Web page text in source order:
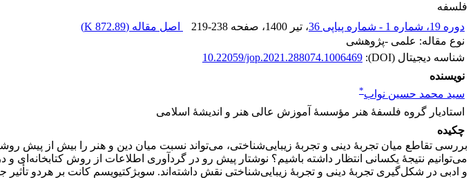
فلسفه
دوره 19، شماره 1 - شماره پیاپی 36
، تیر 1400 ، صفحه 219-238 اصل مقاله (872.89 K
)
نوع مقاله: علمی -پژوهشی
شناسه دیجیتال (DOI):
10.22059/jop.2021.288074.1006469
نویسنده
سید محمد حسین نواب*
استادیار گروه فلسفۀ هنر مؤسسۀ آموزش عالی هنر و اندیشۀ اسلامی
چکیده
بررسی تقاطع میان تجربۀ دینی و تجربۀ زیبایی‌شناختی، می‌تواند نسبت میان دین و هنر را بیش از
می‌توانیم نتیجۀ یکسانی انتظار داشته باشیم؟ نوشتار پیش رو در گردآوری اطلاعات از روش
و ادبی در شکل‌گیری تجربۀ دینی و تجربۀ زیبایی‌شناختی نقش داشته‌اند. سوبژکتیویسم کانت بر هردو